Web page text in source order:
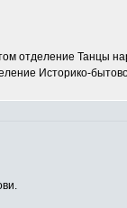
отделение Танцы
Историко-